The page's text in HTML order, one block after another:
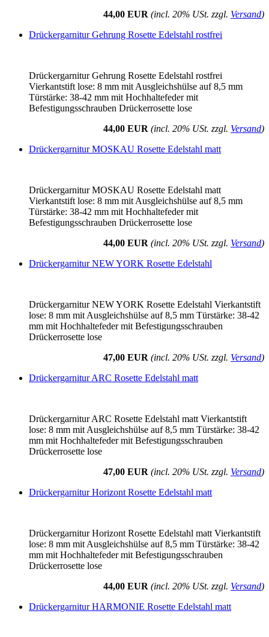
44,00 EUR (incl. 20% USt. zzgl. Versand)
Drückergarnitur Gehrung Rosette Edelstahl rostfrei
Drückergarnitur Gehrung Rosette Edelstahl rostfrei
Vierkantstift lose: 8 mm mit Ausgleichshülse auf 8,5 mm
Türstärke: 38-42 mm mit Hochhaltefeder mit
Befestigungsschrauben Drückerrosette lose
44,00 EUR (incl. 20% USt. zzgl. Versand)
Drückergarnitur MOSKAU Rosette Edelstahl matt
Drückergarnitur MOSKAU Rosette Edelstahl matt
Vierkantstift lose: 8 mm mit Ausgleichshülse auf 8,5 mm
Türstärke: 38-42 mm mit Hochhaltefeder mit
Befestigungsschrauben Drückerrosette lose
44,00 EUR (incl. 20% USt. zzgl. Versand)
Drückergarnitur NEW YORK Rosette Edelstahl
Drückergarnitur NEW YORK Rosette Edelstahl Vierkantstift
lose: 8 mm mit Ausgleichshülse auf 8,5 mm Türstärke: 38-42
mm mit Hochhaltefeder mit Befestigungsschrauben
Drückerrosette lose
47,00 EUR (incl. 20% USt. zzgl. Versand)
Drückergarnitur ARC Rosette Edelstahl matt
Drückergarnitur ARC Rosette Edelstahl matt Vierkantstift
lose: 8 mm mit Ausgleichshülse auf 8,5 mm Türstärke: 38-42
mm mit Hochhaltefeder mit Befestigungsschrauben
Drückerrosette lose
47,00 EUR (incl. 20% USt. zzgl. Versand)
Drückergarnitur Horizont Rosette Edelstahl matt
Drückergarnitur Horizont Rosette Edelstahl matt Vierkantstift
lose: 8 mm mit Ausgleichshülse auf 8,5 mm Türstärke: 38-42
mm mit Hochhaltefeder mit Befestigungsschrauben
Drückerrosette lose
44,00 EUR (incl. 20% USt. zzgl. Versand)
Drückergarnitur HARMONIE Rosette Edelstahl matt